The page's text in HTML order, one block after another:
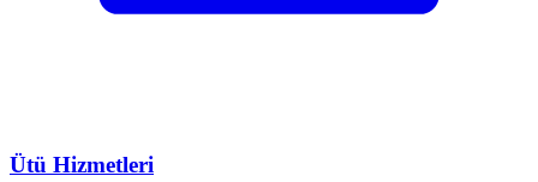
Ütü Hizmetleri